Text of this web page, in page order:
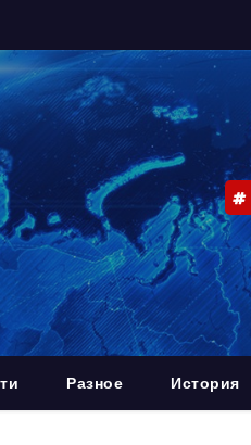
Разное История